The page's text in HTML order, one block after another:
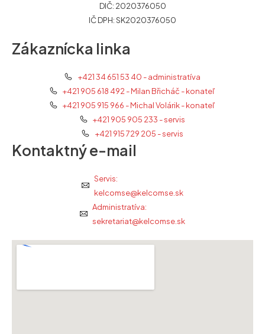
DIČ: 2020376050
IČ DPH: SK2020376050
Zákaznícka linka
+421 34 651 53 40 - administratíva
+421 905 618 492 - Milan Břicháč - konateľ
+421 905 915 966 - Michal Volárik - konateľ
+421 905 905 233 - servis
+421 915 729 205 - servis
Kontaktný e-mail
Servis:
kelcomse@kelcomse.sk
Administratíva:
sekretariat@kelcomse.sk